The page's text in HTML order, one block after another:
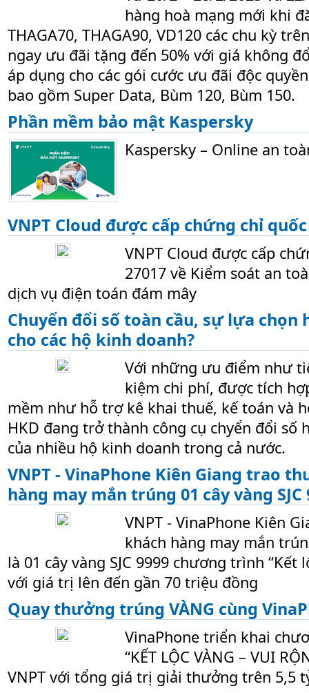
hàng hoà mạng mới khi
THAGA70, THAGA90, VD120 các chu kỳ
ngay ưu đãi tặng đến 50% với giá không
áp dụng cho các gói cước ưu đãi độc
bao gồm Super Data, Bùm 120, Bùm 150.
Phần mềm bảo mật Kaspersky
Kaspersky – Online an
VNPT Cloud được cấp chứng chỉ quốc
VNPT Cloud được cấp
27017 về Kiểm soát an
dịch vụ điện toán đám mây
Chuyển đổi số toàn cầu, sự lựa chọn
cho các hộ kinh doanh?
Với những ưu điểm như
kiệm chi phí, được tích
mềm như hỗ trợ kê khai thuế, kế toán và
HKD đang trở thành công cụ chyển đổi số
của nhiều hộ kinh doanh trong cả nước.
VNPT - VinaPhone Kiên Giang trao
hàng may mắn trúng 01 cây vàng SJC
VNPT - VinaPhone Kiên
khách hàng may mắn
là 01 cây vàng SJC 9999 chương trình “Kết
với giá trị lên đến gần 70 triệu đồng
Quay thưởng trúng VÀNG cùng
VinaPhone triển khai
“KẾT LỘC VÀNG – VUI
VNPT với tổng giá trị giải thưởng trên 5,5